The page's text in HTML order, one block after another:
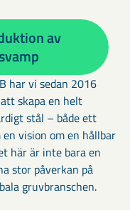
av
har vi sedan 2016
skapa en helt
stål – både ett
vision om en hållbar
här är inte bara en
stor påverkan på
gruvbranschen.